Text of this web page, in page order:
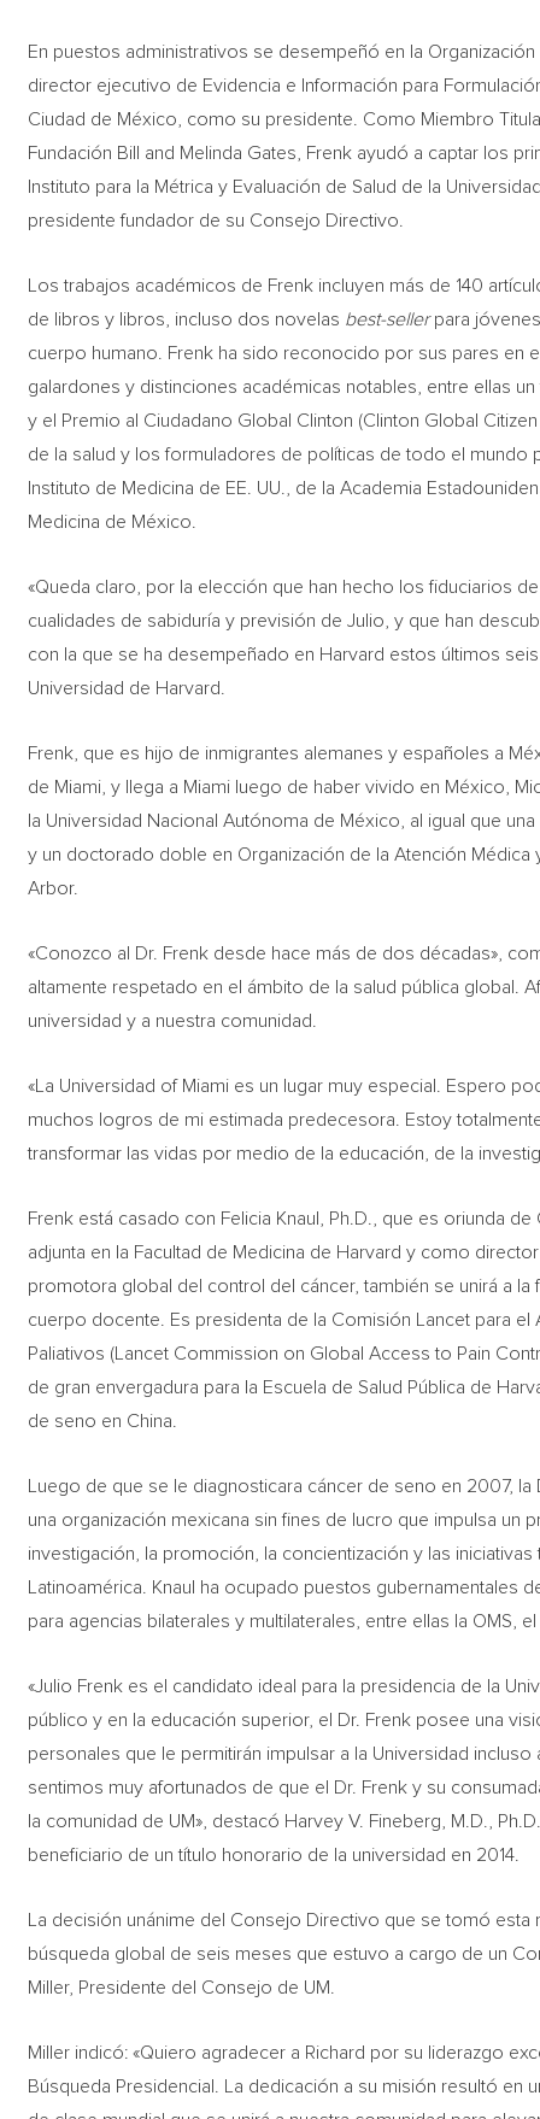
En puestos administrativos se desempeñó en la
director ejecutivo de Evidencia e Información para
Ciudad de México, como su presidente. Como Miembro
Fundación Bill and Melinda Gates, Frenk ayudó a captar los
Instituto para la Métrica y Evaluación de Salud de la
presidente fundador de su Consejo Directivo.
Los trabajos académicos de Frenk incluyen más de 140
de libros y libros, incluso dos novelas best-sellerpara
cuerpo humano. Frenk ha sido reconocido por sus pares en
galardones y distinciones académicas notables, entre ellas
y el Premio al Ciudadano Global Clinton (Clinton Global
de la salud y los formuladores de políticas de todo el mundo
Instituto de Medicina de EE. UU., de la Academia
Medicina de México.
«Queda claro, por la elección que han hecho los fiduciarios
cualidades de sabiduría y previsión de Julio, y que han
con la que se ha desempeñado en Harvard estos últimos
Universidad de Harvard.
Frenk, que es hijo de inmigrantes alemanes y españoles a
de Miami, y llega a Miami luego de haber vivido en México,
la Universidad Nacional Autónoma de México, al igual que
y un doctorado doble en Organización de la Atención
Arbor.
«Conozco al Dr. Frenk desde hace más de dos décadas»,
altamente respetado en el ámbito de la salud pública global.
universidad y a nuestra comunidad.
«La Universidad of Miami es un lugar muy especial. Espero
muchos logros de mi estimada predecesora. Estoy
transformar las vidas por medio de la educación, de la
Frenk está casado con Felicia Knaul, Ph.D., que es oriunda
adjunta en la Facultad de Medicina de Harvard y como
promotora global del control del cáncer, también se unirá a
cuerpo docente. Es presidenta de la Comisión Lancet para
Paliativos (Lancet Commission on Global Access to Pain
de gran envergadura para la Escuela de Salud Pública de
de seno en China.
Luego de que se le diagnosticara cáncer de seno en 2007, la
una organización mexicana sin fines de lucro que impulsa un
investigación, la promoción, la concientización y las
Latinoamérica. Knaul ha ocupado puestos gubernamentales
para agencias bilaterales y multilaterales, entre ellas la OMS,
«Julio Frenk es el candidato ideal para la presidencia de la
público y en la educación superior, el Dr. Frenk posee una
personales que le permitirán impulsar a la Universidad
sentimos muy afortunados de que el Dr. Frenk y su
la comunidad de UM», destacó Harvey V. Fineberg, M.D.,
beneficiario de un título honorario de la universidad en 2014.
La decisión unánime del Consejo Directivo que se tomó
búsqueda global de seis meses que estuvo a cargo de un
Miller, Presidente del Consejo de UM.
Miller indicó: «Quiero agradecer a Richard por su liderazgo
Búsqueda Presidencial. La dedicación a su misión resultó